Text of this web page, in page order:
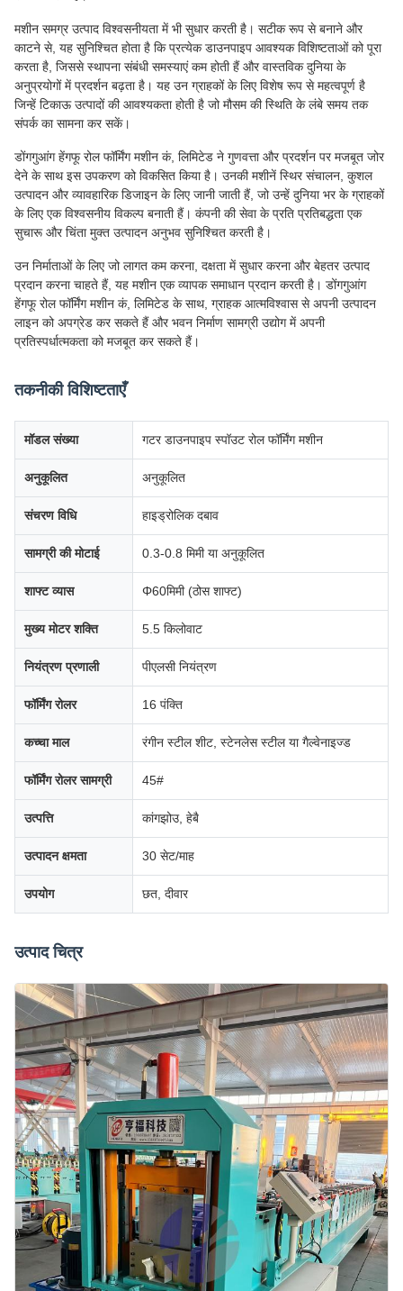
मशीन समग्र उत्पाद विश्वसनीयता में भी सुधार करती है। सटीक रूप से बनाने और
काटने से, यह सुनिश्चित होता है कि प्रत्येक डाउनपाइप आवश्यक विशिष्टताओं को पूरा
करता है, जिससे स्थापना संबंधी समस्याएं कम होती हैं और वास्तविक दुनिया के
अनुप्रयोगों में प्रदर्शन बढ़ता है। यह उन ग्राहकों के लिए विशेष रूप से महत्वपूर्ण है
जिन्हें टिकाऊ उत्पादों की आवश्यकता होती है जो मौसम की स्थिति के लंबे समय तक
संपर्क का सामना कर सकें।
डोंगगुआंग हेंगफू रोल फॉर्मिंग मशीन कं, लिमिटेड ने गुणवत्ता और प्रदर्शन पर मजबूत जोर
देने के साथ इस उपकरण को विकसित किया है। उनकी मशीनें स्थिर संचालन, कुशल
उत्पादन और व्यावहारिक डिजाइन के लिए जानी जाती हैं, जो उन्हें दुनिया भर के ग्राहकों
के लिए एक विश्वसनीय विकल्प बनाती हैं। कंपनी की सेवा के प्रति प्रतिबद्धता एक
सुचारू और चिंता मुक्त उत्पादन अनुभव सुनिश्चित करती है।
उन निर्माताओं के लिए जो लागत कम करना, दक्षता में सुधार करना और बेहतर उत्पाद
प्रदान करना चाहते हैं, यह मशीन एक व्यापक समाधान प्रदान करती है। डोंगगुआंग
हेंगफू रोल फॉर्मिंग मशीन कं, लिमिटेड के साथ, ग्राहक आत्मविश्वास से अपनी उत्पादन
लाइन को अपग्रेड कर सकते हैं और भवन निर्माण सामग्री उद्योग में अपनी
प्रतिस्पर्धात्मकता को मजबूत कर सकते हैं।
तकनीकी विशिष्टताएँ
मॉडल संख्या गटर डाउनपाइप स्पॉउट रोल फॉर्मिंग मशीन
अनुकूलित अनुकूलित
संचरण विधि हाइड्रोलिक दबाव
सामग्री की मोटाई 0.3-0.8 मिमी या अनुकूलित
शाफ्ट व्यास Φ60मिमी (ठोस शाफ्ट)
मुख्य मोटर शक्ति 5.5 किलोवाट
नियंत्रण प्रणाली पीएलसी नियंत्रण
फॉर्मिंग रोलर 16 पंक्ति
कच्चा माल रंगीन स्टील शीट, स्टेनलेस स्टील या गैल्वेनाइज्ड
फॉर्मिंग रोलर सामग्री 45#
उत्पत्ति कांगझोउ, हेबै
उत्पादन क्षमता 30 सेट/माह
उपयोग छत, दीवार
उत्पाद चित्र